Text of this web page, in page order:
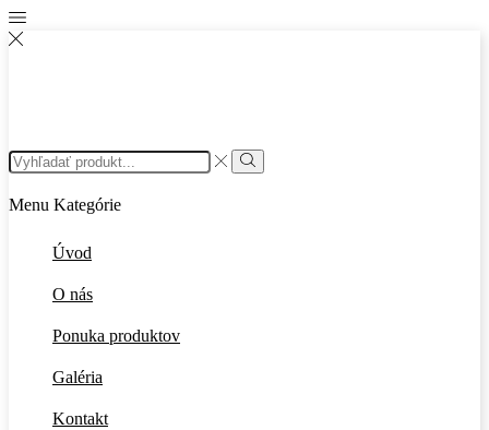
Search
input
Search
Menu Kategórie
Úvod
O nás
Ponuka produktov
Galéria
Kontakt